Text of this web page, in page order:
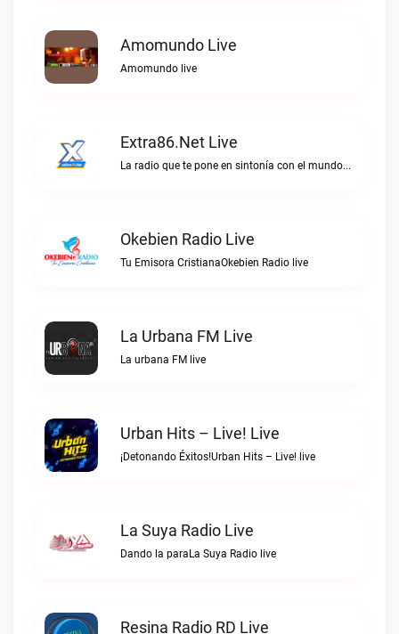
Amomundo Live
Amomundo live
Extra86.net Live
La radio que te pone en sintonía con el mundoExtra86.net live
Okebien Radio Live
Tu Emisora CristianaOkebien Radio live
La Urbana FM Live
La urbana FM live
Urban Hits – Live! Live
¡Detonando Éxitos!Urban Hits – Live! live
La Suya Radio Live
Dando la paraLa Suya Radio live
Resina Radio RD Live